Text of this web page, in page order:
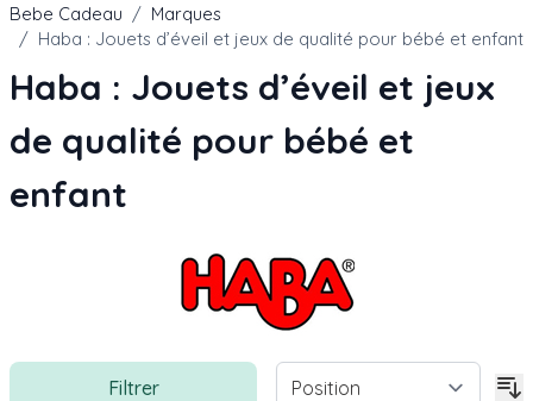
Bebe Cadeau / Marques
/ Haba : Jouets d’éveil et jeux de qualité pour bébé et enfant
Haba : Jouets d’éveil et jeux
de qualité pour bébé et
enfant
Filtrer